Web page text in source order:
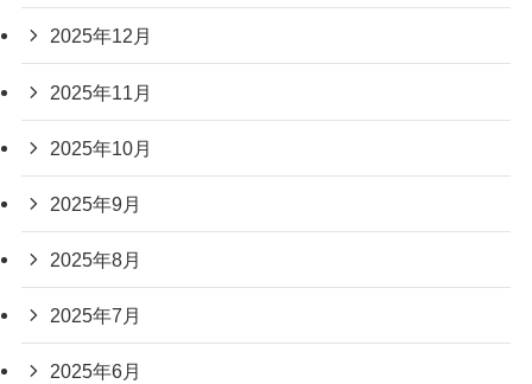
2025年12月
2025年11月
2025年10月
2025年9月
2025年8月
2025年7月
2025年6月